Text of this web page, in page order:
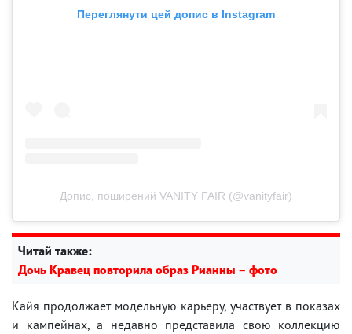
Переглянути цей допис в Instagram
Допис, поширений VANITY FAIR (@vanityfair)
Читай также:
Дочь Кравец повторила образ Рианны – фото
Кайя продолжает модельную карьеру, участвует в показах
и кампейнах, а недавно представила свою коллекцию